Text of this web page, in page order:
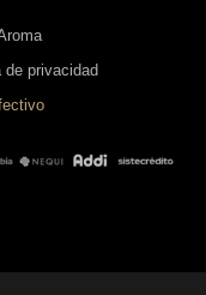
de privacidad